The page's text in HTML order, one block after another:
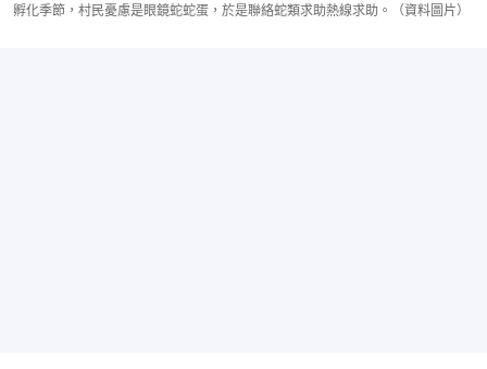
孵化季節，村民憂慮是眼鏡蛇蛇蛋，於是聯絡蛇類求助熱線求助。（資料圖片）